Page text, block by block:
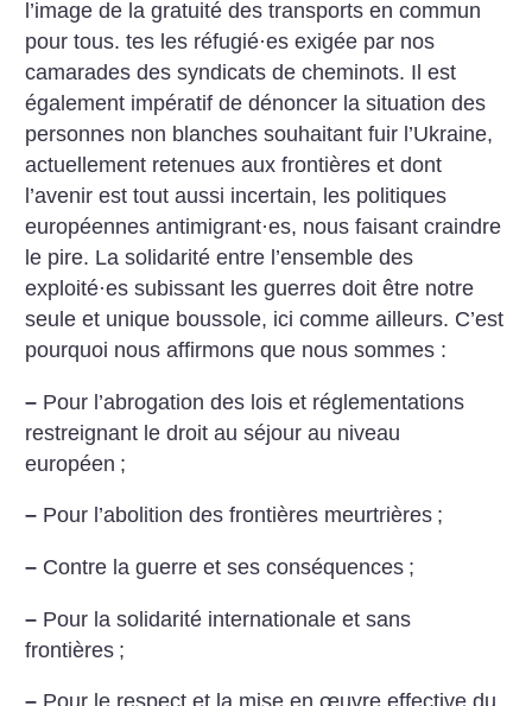
l’image de la gratuité des transports en commun
pour tous. tes les réfugié·es exigée par nos
camarades des syndicats de cheminots. Il est
également impératif de dénoncer la situation des
personnes non blanches souhaitant fuir l’Ukraine,
actuellement retenues aux frontières et dont
l’avenir est tout aussi incertain, les politiques
européennes antimigrant·es, nous faisant craindre
le pire. La solidarité entre l’ensemble des
exploité·es subissant les guerres doit être notre
seule et unique boussole, ici comme ailleurs. C’est
pourquoi nous affirmons que nous sommes :
– Pour l’abrogation des lois et réglementations
restreignant le droit au séjour au niveau
européen ;
– Pour l’abolition des frontières meurtrières ;
– Contre la guerre et ses conséquences ;
– Pour la solidarité internationale et sans
frontières ;